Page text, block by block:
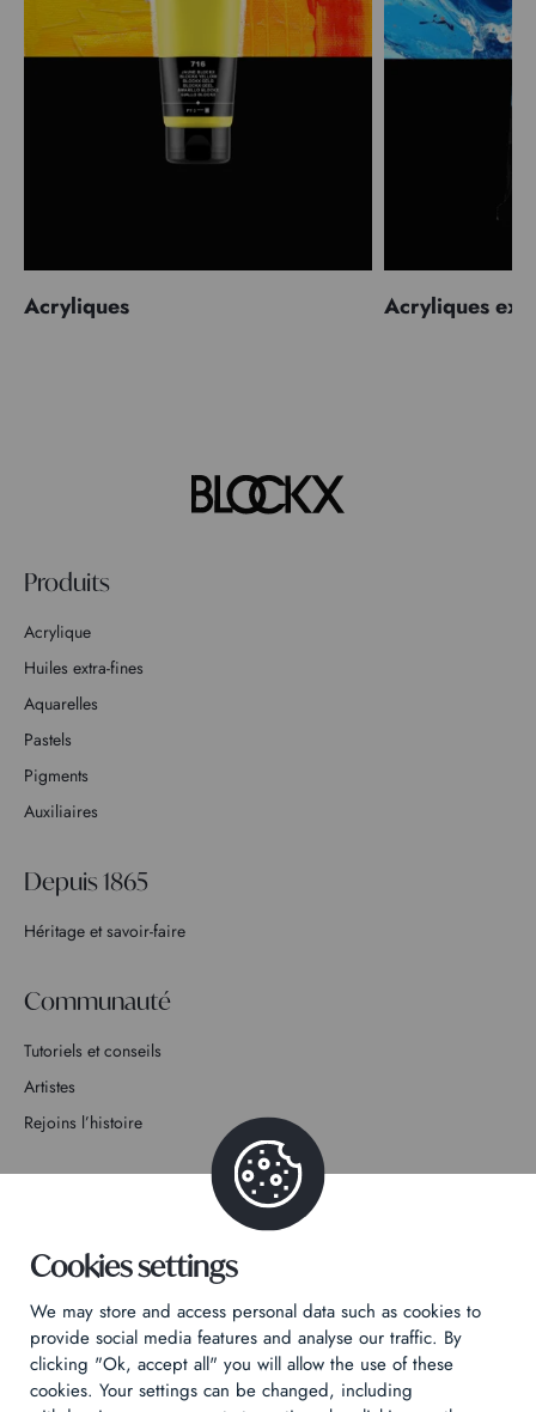
Acryliques Acryliques
Produits
Acrylique
Huiles extra-fines
Aquarelles
Pastels
Pigments
Auxiliaires
Depuis 1865
Héritage et savoir-faire
Communauté
Tutoriels et conseils
Artistes
Rejoins l’histoire
Politique de confidentialité
Mentions légales
Technical & Legal informations
Cookies settings
We may store and access personal data such as cookies to
provide social media features and analyse our traffic. By
clicking "Ok, accept all" you will allow the use of these
cookies. Your settings can be changed, including